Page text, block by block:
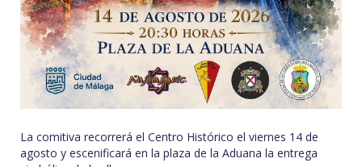
La comitiva recorrerá el Centro Histórico el viernes 14 de
agosto y escenificará en la plaza de la Aduana la entrega